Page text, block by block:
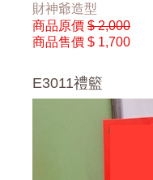
財神爺造型
商品原價 $ 2,000
商品售價 $ 1,700
E3011禮籃